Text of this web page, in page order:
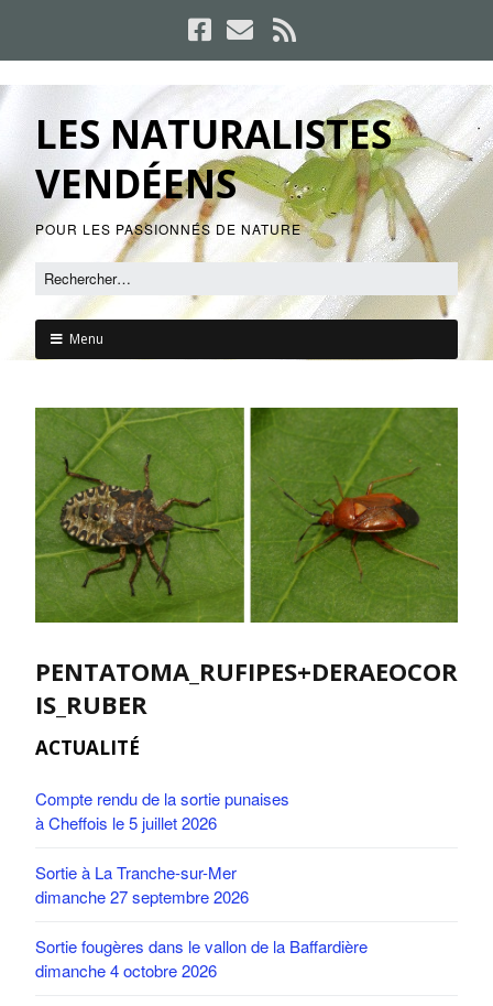
LES NATURALISTES
VENDÉENS
POUR LES PASSIONNÉS DE NATURE
Menu
PENTATOMA_RUFIPES+DERAEOCOR
IS_RUBER
ACTUALITÉ
Compte rendu de la sortie punaises
à Cheffois le 5 juillet 2026
Sortie à La Tranche-sur-Mer
dimanche 27 septembre 2026
Sortie fougères dans le vallon de la Baffardière
dimanche 4 octobre 2026